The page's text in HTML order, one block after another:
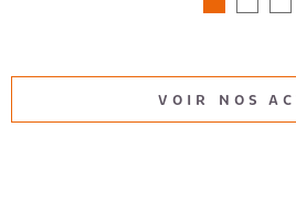
VOIR NOS